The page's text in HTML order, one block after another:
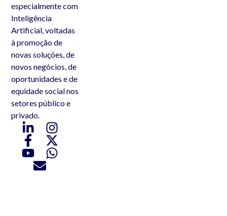
especialmente com
Inteligência
Artificial, voltadas
à promoção de
novas soluções, de
novos negócios, de
oportunidades e de
equidade social nos
setores público e
privado.